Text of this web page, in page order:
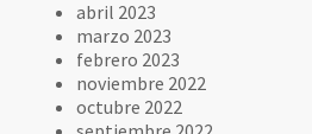
abril 2023
marzo 2023
febrero 2023
noviembre 2022
octubre 2022